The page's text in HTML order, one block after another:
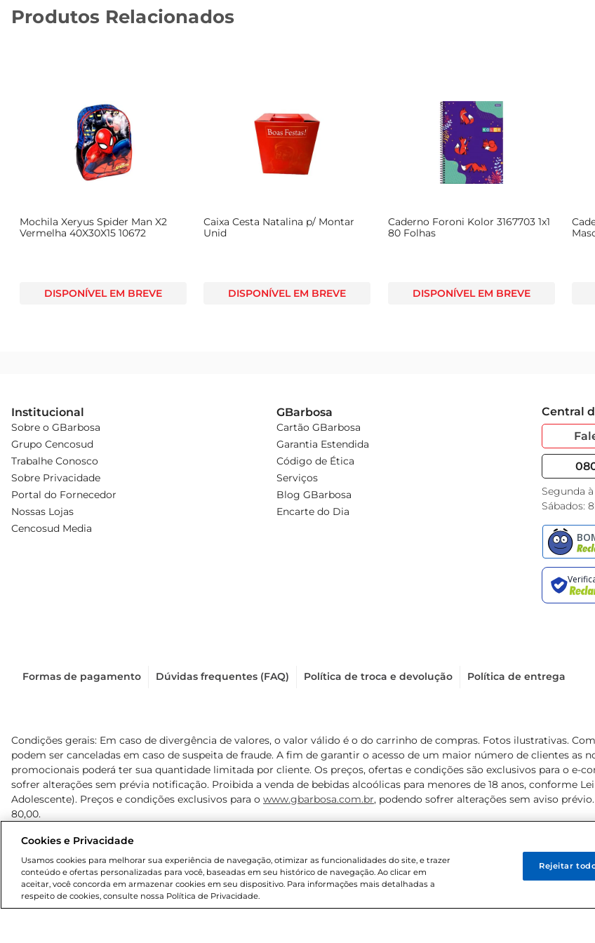
Produtos Relacionados
Mochila Xeryus Spider Man X2
Vermelha 40X30X15 10672
DISPONÍVEL EM BREVE
Caixa Cesta Natalina p/ Montar
Unid
DISPONÍVEL EM BREVE
Caderno Foroni Kolor 3167703 1x1
80 Folhas
DISPONÍVEL EM BREVE
Institucional
Sobre o GBarbosa
Grupo Cencosud
Trabalhe Conosco
Sobre Privacidade
Portal do Fornecedor
Nossas Lojas
Cencosud Media
GBarbosa
Cartão GBarbosa
Garantia Estendida
Código de Ética
Serviços
Blog GBarbosa
Encarte do Dia
Central
Segunda
Sábados:
Formas de pagamento Dúvidas frequentes (FAQ) Política de troca e devolução Política de entrega
Condições gerais: Em caso de divergência de valores, o valor válido é o do carrinho de compras. Fotos ilustrativas.
podem ser canceladas em caso de suspeita de fraude. A fim de garantir o acesso de um maior número de clientes as
promocionais poderá ter sua quantidade limitada por cliente. Os preços, ofertas e condições são exclusivos para o e-
sofrer alterações sem prévia notificação. Proibida a venda de bebidas alcoólicas para menores de 18 anos, conforme
Adolescente). Preços e condições exclusivos para o www.gbarbosa.com.br, podendo sofrer alterações sem aviso
80,00.
Cookies e Privacidade
Usamos cookies para melhorar sua experiência de navegação, otimizar as funcionalidades do site, e trazer
conteúdo e ofertas personalizadas para você, baseadas em seu histórico de navegação. Ao clicar em
aceitar, você concorda em armazenar cookies em seu dispositivo. Para informações mais detalhadas a
respeito de cookies, consulte nossa Política de Privacidade.
Rejeitar